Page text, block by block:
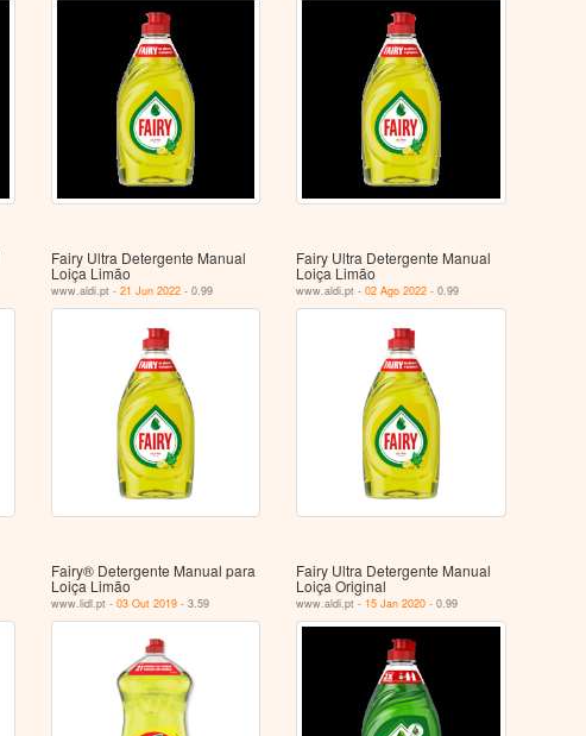
Fairy Ultra Detergente Manual
Loiça Limão
www.aldi.pt - 21 Jun 2022- 0.99
Fairy Ultra Detergente Manual
Loiça Limão
www.aldi.pt -02 Ago 2022 - 0.99
Fairy® Detergente Manual para
Loiça Limão
www.lidl.pt - 03 Out 2019- 3.59
Fairy Ultra Detergente Manual
Loiça Original
www.aldi.pt - 15 Jan 2020 - 0.99